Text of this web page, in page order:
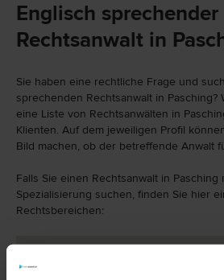
Englisch sprechender
Rechtsanwalt in
Sie haben eine rechtliche Frage und
sprechenden Rechtsanwalt in Pasching?
eine Liste von Rechtsanwälten in
Klienten. Auf dem jeweiligen Profil
Bild machen, ob der betreffende Anwalt
Falls Sie einen Rechtsanwalt in
Spezialisierung suchen, finden Sie hier
Rechtsbereichen: